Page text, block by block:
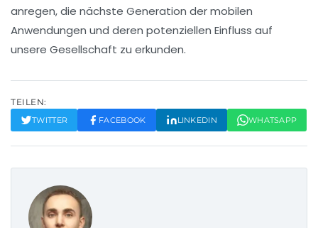
anregen, die nächste Generation der mobilen
Anwendungen und deren potenziellen Einfluss auf
unsere Gesellschaft zu erkunden.
TEILEN:
TWITTER FACEBOOK LINKEDIN WHATSAPP